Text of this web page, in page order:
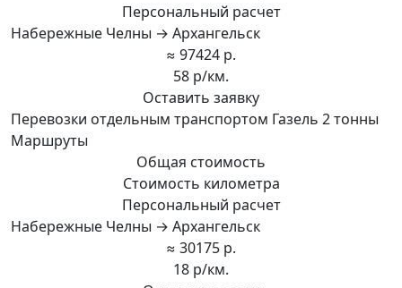
Персональный расчет
Набережные Челны → Архангельск
≈ 97424 р.
58 р/км.
Оставить заявку
Перевозки отдельным транспортом Газель 2 тонны
Маршруты
Общая стоимость
Стоимость километра
Персональный расчет
Набережные Челны → Архангельск
≈ 30175 р.
18 р/км.